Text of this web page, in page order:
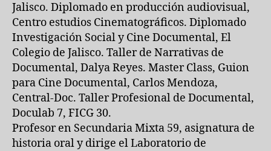
Jalisco. Diplomado en producción audiovisual,
Centro estudios Cinematográficos. Diplomado
Investigación Social y Cine Documental, El
Colegio de Jalisco. Taller de Narrativas de
Documental, Dalya Reyes. Master Class, Guion
para Cine Documental, Carlos Mendoza,
Central-Doc. Taller Profesional de Documental,
Doculab 7, FICG 30.
Profesor en Secundaria Mixta 59, asignatura de
historia oral y dirige el Laboratorio de